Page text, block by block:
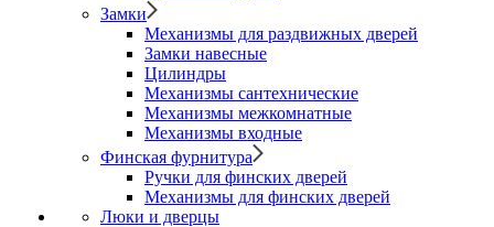
Замки
Механизмы для раздвижных дверей
Замки навесные
Цилиндры
Механизмы сантехнические
Механизмы межкомнатные
Механизмы входные
Финская фурнитура
Ручки для финских дверей
Механизмы для финских дверей
Люки и дверцы